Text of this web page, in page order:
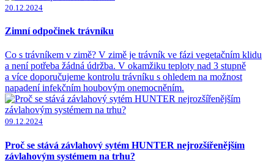
20.12.2024
Zimní odpočinek trávníku
Co s trávníkem v zimě? V zimě je trávník ve fázi vegetačním klidu
a není potřeba žádná údržba. V okamžiku teploty nad 3 stupně
a více doporučujeme kontrolu trávníku s ohledem na možnost
napadení infekčním houbovým onemocněním.
09.12.2024
Proč se stává závlahový sytém HUNTER nejrozšířenějším
závlahovým systémem na trhu?